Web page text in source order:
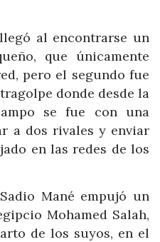
al encontrarse un
que únicamente
pero el segundo fue
donde desde la
se fue con una
a dos rivales y enviar
en las redes de los
Mané empujó un
Mohamed Salah,
de los suyos, en el